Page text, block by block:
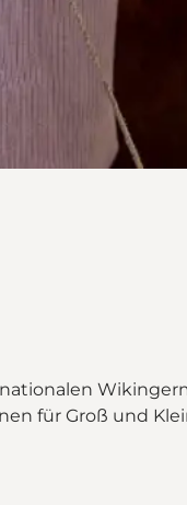
für Groß und
dabei"
on_map